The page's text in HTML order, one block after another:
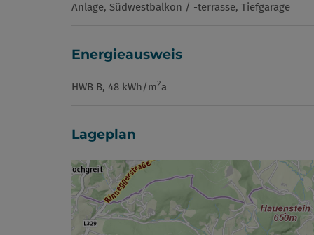
Anlage Südwestbalkon / -terrasse Tiefgarage
Energieausweis
HWB B, 48 kWh/m2a
Lageplan